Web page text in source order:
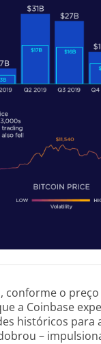
conforme o
a Coinbase
históricos
–